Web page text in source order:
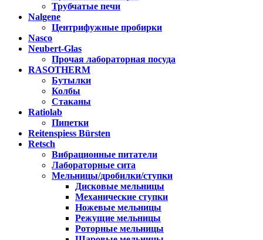
Трубчатые печи
Nalgene
Центрифужные пробирки
Nasco
Neubert-Glas
Прочая лабораторная посуда
RASOTHERM
Бутылки
Колбы
Стаканы
Ratiolab
Пипетки
Reitenspiess Bürsten
Retsch
Вибрационные питатели
Лабораторные сита
Мельницы/дробилки/ступки
Дисковые мельницы
Механические ступки
Ножевые мельницы
Режущие мельницы
Роторные мельницы